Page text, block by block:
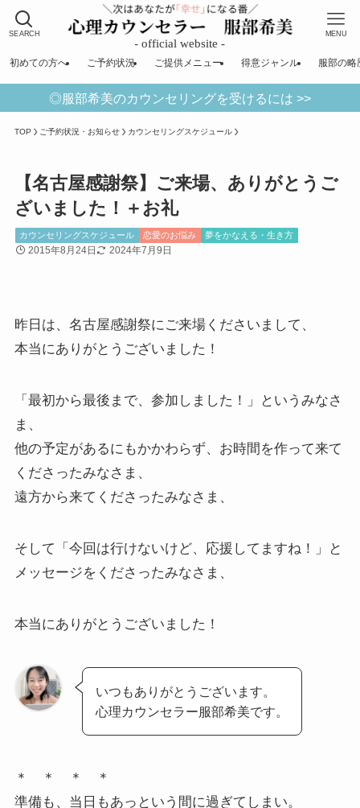
SEARCH MENU
初めての方へ ご予約状況 ご提供メニュー 得意ジャンル 服部の略
◎服部希美のカウンセリングを受けるには >>
TOP ご予約状況・お知らせ カウンセリングスケジュール
【名古屋感謝祭】ご来場、ありがとうご
ざいました！＋お礼
カウンセリングスケジュール 恋愛のお悩み 夢をかなえる・生き方
2015年8月24日 2024年7月9日
昨日は、名古屋感謝祭にご来場くださいまして、
本当にありがとうございました！
「最初から最後まで、参加しました！」というみなさ
ま、
他の予定があるにもかかわらず、お時間を作って来て
くださったみなさま、
遠方から来てくださったみなさま、
そして「今回は行けないけど、応援してますね！」と
メッセージをくださったみなさま、
本当にありがとうございました！
いつもありがとうございます。
心理カウンセラー服部希美です。
＊ ＊ ＊ ＊
準備も、当日もあっという間に過ぎてしまい。